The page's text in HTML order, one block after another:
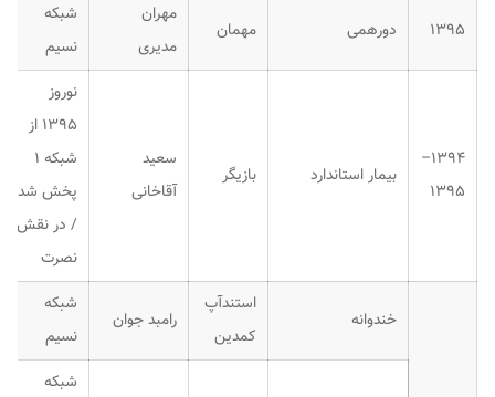
۱۳۹۵ دورهمی مهمان
مهران
مدیری
شبکه
نسیم
۱۳۹۴–
۱۳۹۵
بیمار استاندارد بازیگر
سعید
آقاخانی
نوروز
۱۳۹۵ از
شبکه ۱
پخش شد.
/ در نقش
نصرت
خندوانه
استندآپ
کمدین
رامبد جوان
شبکه
نسیم
شبکه